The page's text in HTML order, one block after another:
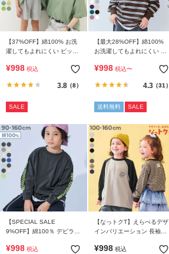
【37%OFF】綿100% お洗
濯してもよれにくい ビッグ
ツ
¥998 税込
3.8（8）
SALE
【最大28%OFF】綿100%
お洗濯してもよれにくい ビ
ダー 長袖Tシャツ
¥998 税込〜
4.3（31）
送料無料 SALE
【SPECIAL SALE
9%OFF】綿100％ デビラボ
袖リブ 長袖Tシャツ
¥998 税込
【なっトクT】えらべるデザ
インバリエーション 長袖T
¥998 税込